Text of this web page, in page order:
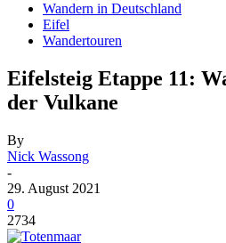
Wandern in Deutschland
Eifel
Wandertouren
Eifelsteig Etappe 11:
der Vulkane
By
Nick Wassong
-
29. August 2021
0
2734